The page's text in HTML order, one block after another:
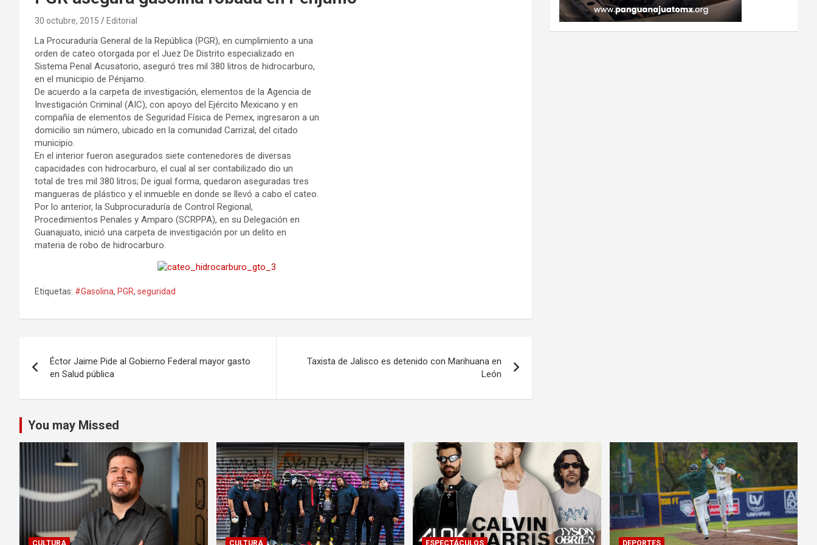
30 octubre, 2015 Editorial
La Procuraduría General de la República (PGR), en cumplimiento a una
orden de cateo otorgada por el Juez De Distrito especializado en
Sistema Penal Acusatorio, aseguró tres mil 380 litros de hidrocarburo,
en el municipio de Pénjamo.
De acuerdo a la carpeta de investigación, elementos de la Agencia de
Investigación Criminal (AIC), con apoyo del Ejército Mexicano y en
compañía de elementos de Seguridad Física de Pemex, ingresaron a un
domicilio sin número, ubicado en la comunidad Carrizal, del citado
municipio.
En el interior fueron asegurados siete contenedores de diversas
capacidades con hidrocarburo, el cual al ser contabilizado dio un
total de tres mil 380 litros; De igual forma, quedaron aseguradas tres
mangueras de plástico y el inmueble en donde se llevó a cabo el cateo.
Por lo anterior, la Subprocuraduría de Control Regional,
Procedimientos Penales y Amparo (SCRPPA), en su Delegación en
Guanajuato, inició una carpeta de investigación por un delito en
materia de robo de hidrocarburo.
Etiquetas: #Gasolina, PGR, seguridad
de
entradas
Éctor Jaime Pide al Gobierno Federal mayor gasto
en Salud pública
Taxista de Jalisco es detenido con Marihuana en
León
You may Missed
CULTURA CULTURA ESPECTÁCULOS DEPORTES